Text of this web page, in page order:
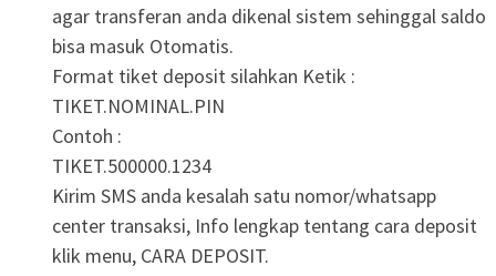
agar transferan anda dikenal sistem sehinggal saldo
bisa masuk Otomatis.
Format tiket deposit silahkan Ketik :
TIKET.NOMINAL.PIN
Contoh :
TIKET.500000.1234
Kirim SMS anda kesalah satu nomor/whatsapp
center transaksi, Info lengkap tentang cara deposit
klik menu, CARA DEPOSIT.